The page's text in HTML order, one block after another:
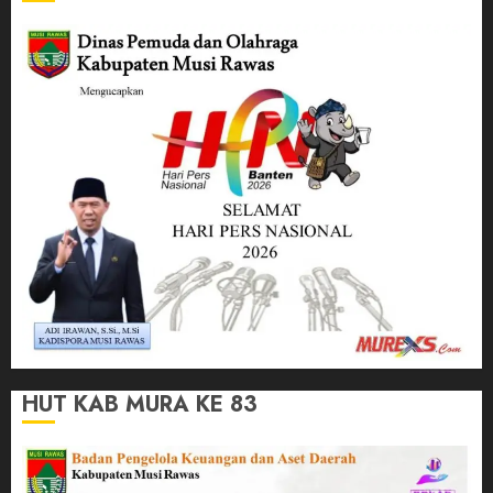
HUT KAB MURA KE 83